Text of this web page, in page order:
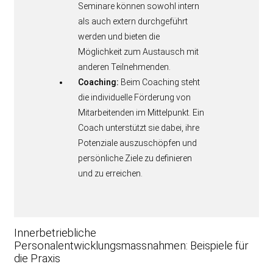
Seminare können sowohl intern
als auch extern durchgeführt
werden und bieten die
Möglichkeit zum Austausch mit
anderen Teilnehmenden.
Coaching: Beim Coaching steht
die individuelle Förderung von
Mitarbeitenden im Mittelpunkt. Ein
Coach unterstützt sie dabei, ihre
Potenziale auszuschöpfen und
persönliche Ziele zu definieren
und zu erreichen.
Innerbetriebliche
Personalentwicklungsmassnahmen: Beispiele für
die Praxis